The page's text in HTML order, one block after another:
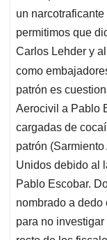
un
permitimos que
Carlos Lehder y
como
patrón es
Aerocivil a Pablo
cargadas de
patrón
Unidos debido al
Pablo Escobar.
nombrado a
para no